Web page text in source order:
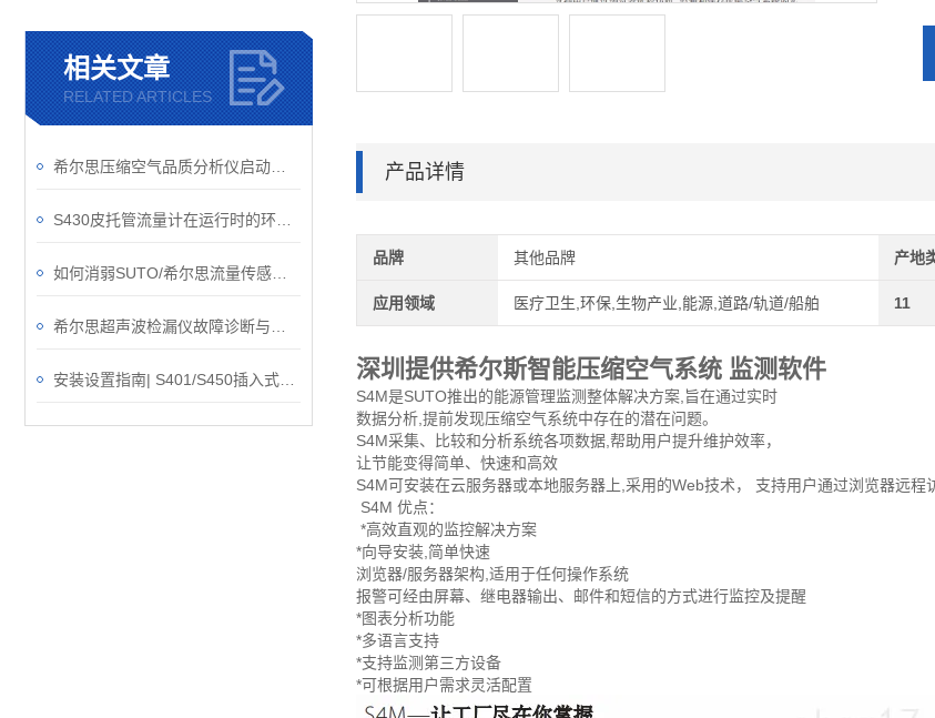
相关文章
RELATED ARTICLES
产品详情
品牌 其他品牌 产地
应用领域 医疗卫生,环保,生物产业,能源,道路/轨道/船舶 11
深圳提供希尔斯智能压缩空气系统 监测软件
S4M是SUTO推出的能源管理监测整体解决方案,旨在通过实时
数据分析,提前发现压缩空气系统中存在的潜在问题。
S4M采集、比较和分析系统各项数据,帮助用户提升维护效率，
让节能变得简单、快速和高效
S4M可安装在云服务器或本地服务器上,采用的Web技术， 支持用户通过浏览器远程
S4M 优点：
*高效直观的监控解决方案
*向导安装,简单快速
浏览器/服务器架构,适用于任何操作系统
报警可经由屏幕、继电器输出、邮件和短信的方式进行监控及提醒
*图表分析功能
*多语言支持
*支持监测第三方设备
*可根据用户需求灵活配置